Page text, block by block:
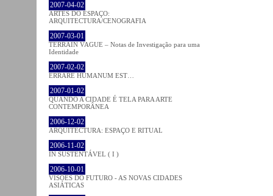
2007-04-02
ARTES DO ESPAÇO:
ARQUITECTURA/CENOGRAFIA
2007-03-01
TERRAIN VAGUE – Notas de Investigação para uma
Identidade
2007-02-02
ERRARE HUMANUM EST…
2007-01-02
QUANDO A CIDADE É TELA PARA ARTE
CONTEMPORÂNEA
2006-12-02
ARQUITECTURA: ESPAÇO E RITUAL
2006-11-02
IN SUSTENTÁVEL ( I )
2006-10-01
VISÕES DO FUTURO - AS NOVAS CIDADES
ASIÁTICAS